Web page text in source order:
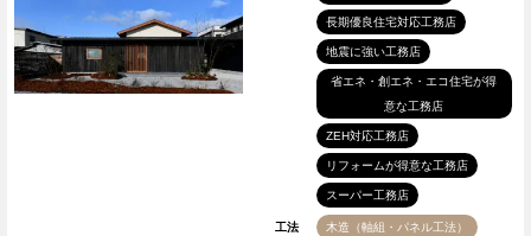
長期優良住宅対応工務店
地震に強い工務店
省エネ・創エネ・エコ住宅が得
意な工務店
ZEH対応工務店
リフォームが得意な工務店
スーパー工務店
工法 木造（軸組・パネル工法）